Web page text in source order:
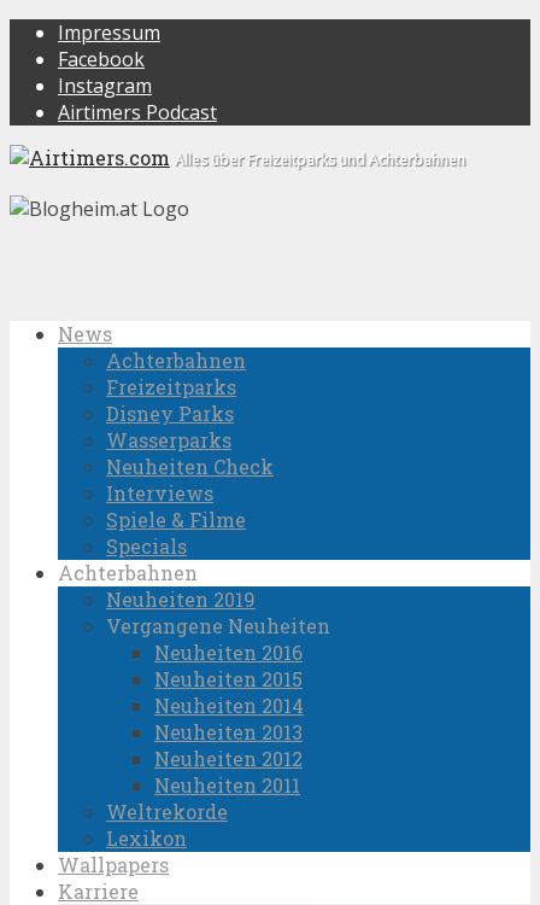
Impressum
Facebook
Instagram
Airtimers Podcast
Alles über Freizeitparks und Achterbahnen
News
Achterbahnen
Freizeitparks
Disney Parks
Wasserparks
Neuheiten Check
Interviews
Spiele & Filme
Specials
Achterbahnen
Neuheiten 2019
Vergangene Neuheiten
Neuheiten 2016
Neuheiten 2015
Neuheiten 2014
Neuheiten 2013
Neuheiten 2012
Neuheiten 2011
Weltrekorde
Lexikon
Wallpapers
Karriere